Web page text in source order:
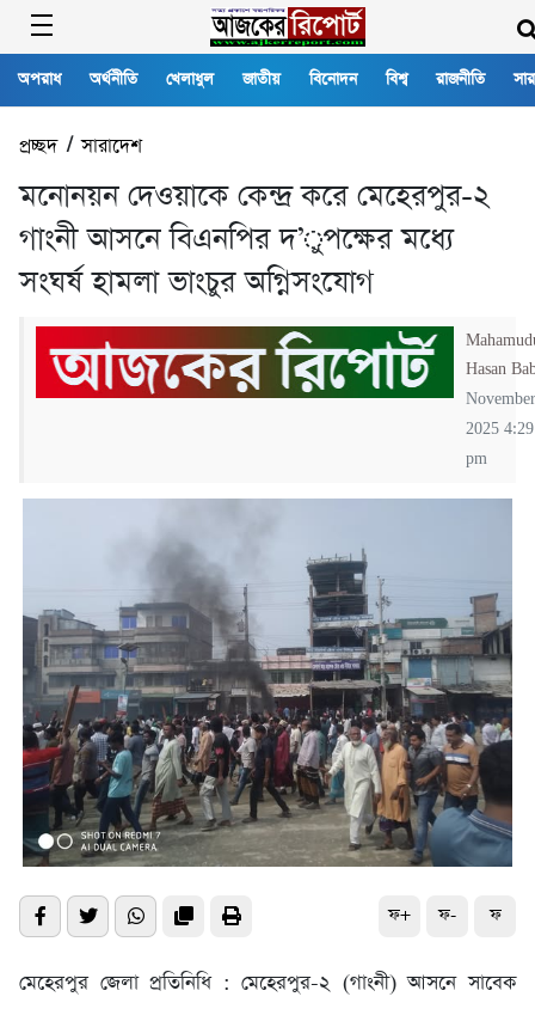
অপরাধ অর্থনীতি খেলাধুল জাতীয় বিনোদন বিশ্ব রাজনীতি
প্রচ্ছদ/সারাদেশ
মনোনয়ন দেওয়াকে কেন্দ্র করে মেহেরপুর-২
গাংনী আসনে বিএনপির দ’ুপক্ষের মধ্যে
সংঘর্ষ হামলা ভাংচুর অগ্নিসংযোগ
Hasan
2025 4:29
pm
ফ+ ফ- ফ
মেহেরপুর জেলা প্রতিনিধি : মেহেরপুর-২ (গাংনী) আসনে সাবেক